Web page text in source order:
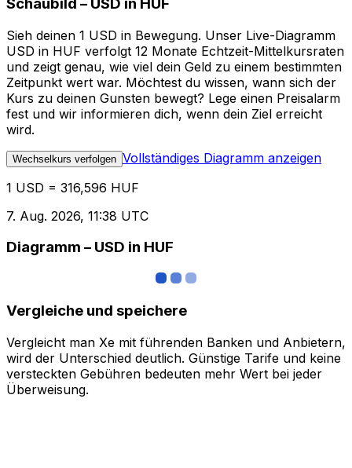
Sieh deinen 1 USD in Bewegung. Unser Live-Diagramm
USD in HUF verfolgt 12 Monate Echtzeit-Mittelkursraten
und zeigt genau, wie viel dein Geld zu einem bestimmten
Zeitpunkt wert war. Möchtest du wissen, wann sich der
Kurs zu deinen Gunsten bewegt? Lege einen Preisalarm
fest und wir informieren dich, wenn dein Ziel erreicht
wird.
Wechselkurs verfolgen Vollständiges Diagramm anzeigen
1 USD = 316,596 HUF
7. Aug. 2026, 11:38 UTC
Diagramm – USD in HUF
Vergleiche und speichere
Vergleicht man Xe mit führenden Banken und Anbietern,
wird der Unterschied deutlich. Günstige Tarife und keine
versteckten Gebühren bedeuten mehr Wert bei jeder
Überweisung.